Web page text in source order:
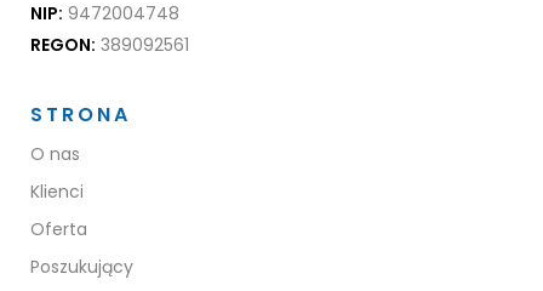
NIP: 9472004748
REGON: 389092561
STRONA
O nas
Klienci
Oferta
Poszukujący